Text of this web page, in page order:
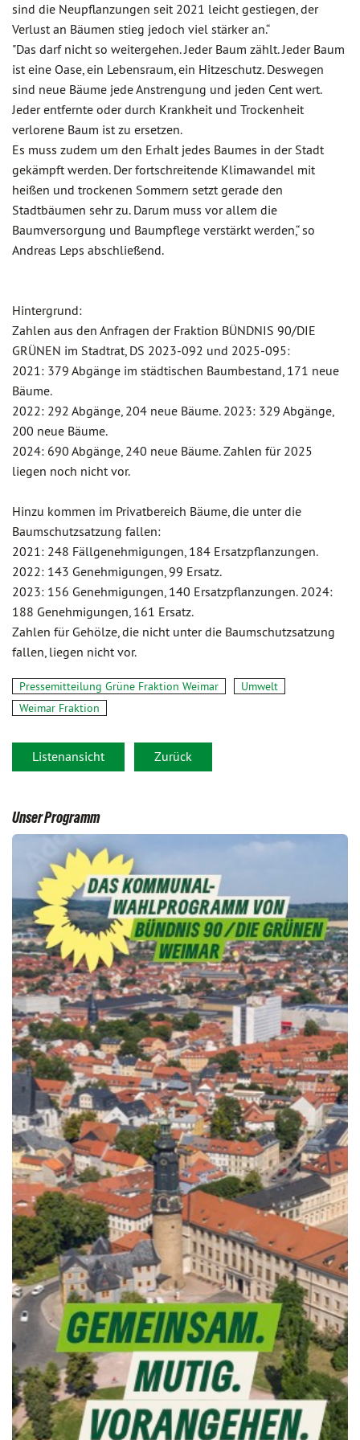
sind die Neupflanzungen seit 2021 leicht gestiegen, der
Verlust an Bäumen stieg jedoch viel stärker an.“
"Das darf nicht so weitergehen. Jeder Baum zählt. Jeder Baum
ist eine Oase, ein Lebensraum, ein Hitzeschutz. Deswegen
sind neue Bäume jede Anstrengung und jeden Cent wert.
Jeder entfernte oder durch Krankheit und Trockenheit
verlorene Baum ist zu ersetzen.
Es muss zudem um den Erhalt jedes Baumes in der Stadt
gekämpft werden. Der fortschreitende Klimawandel mit
heißen und trockenen Sommern setzt gerade den
Stadtbäumen sehr zu. Darum muss vor allem die
Baumversorgung und Baumpflege verstärkt werden,“ so
Andreas Leps abschließend.
Hintergrund:
Zahlen aus den Anfragen der Fraktion BÜNDNIS 90/DIE
GRÜNEN im Stadtrat, DS 2023-092 und 2025-095:
2021: 379 Abgänge im städtischen Baumbestand, 171 neue
Bäume.
2022: 292 Abgänge, 204 neue Bäume. 2023: 329 Abgänge,
200 neue Bäume.
2024: 690 Abgänge, 240 neue Bäume. Zahlen für 2025
liegen noch nicht vor.
Hinzu kommen im Privatbereich Bäume, die unter die
Baumschutzsatzung fallen:
2021: 248 Fällgenehmigungen, 184 Ersatzpflanzungen.
2022: 143 Genehmigungen, 99 Ersatz.
2023: 156 Genehmigungen, 140 Ersatzpflanzungen. 2024:
188 Genehmigungen, 161 Ersatz.
Zahlen für Gehölze, die nicht unter die Baumschutzsatzung
fallen, liegen nicht vor.
Pressemitteilung Grüne Fraktion Weimar
Umwelt
Weimar Fraktion
Listenansicht Zurück
Unser Programm